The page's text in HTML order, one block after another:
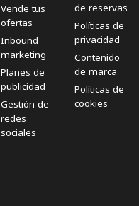
Vende tus
ofertas
Inbound
marketing
Planes de
publicidad
Gestión de
redes
sociales
de reservas
Políticas de
privacidad
Contenido
de marca
Políticas de
cookies